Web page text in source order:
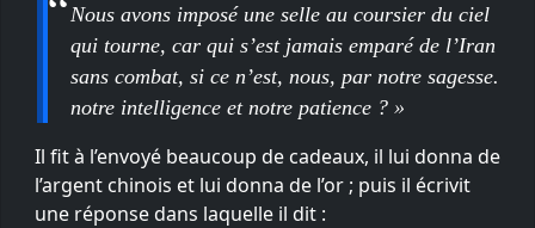
Nous avons imposé une selle au coursier du ciel
qui tourne, car qui s’est jamais emparé de l’Iran
sans combat, si ce n’est, nous, par notre sagesse.
notre intelligence et notre patience ? »
Il fit à l’envoyé beaucoup de cadeaux, il lui donna de
l’argent chinois et lui donna de l’or ; puis il écrivit
une réponse dans laquelle il dit :